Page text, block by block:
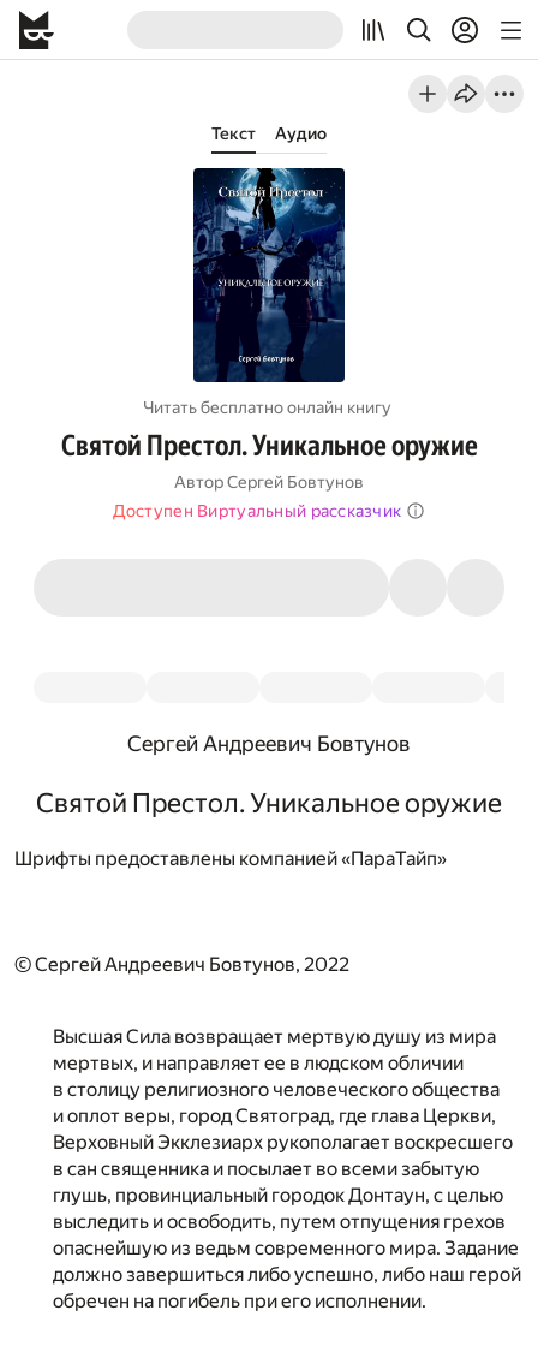
Текст Аудио
Читать бесплатно онлайн книгу
Святой Престол. Уникальное оружие
АвторСергей Бовтунов
Доступен Виртуальный рассказчик
Сергей Андреевич Бовтунов
Святой Престол. Уникальное оружие
Шрифты предоставлены компанией «ПараТайп»
© Сергей Андреевич Бовтунов, 2022
Высшая Сила возвращает мертвую душу из мира
мертвых, и направляет ее в людском обличии
в столицу религиозного человеческого общества
и оплот веры, город Святоград, где глава Церкви,
Верховный Экклезиарх рукополагает воскресшего
в сан священника и посылает во всеми забытую
глушь, провинциальный городок Донтаун, с целью
выследить и освободить, путем отпущения грехов
опаснейшую из ведьм современного мира. Задание
должно завершиться либо успешно, либо наш герой
обречен на погибель при его исполнении.